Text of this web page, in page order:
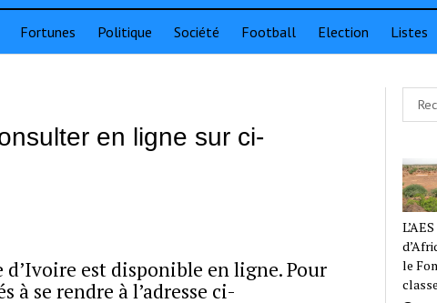
Fortunes Politique Société Football Election Listes
en ligne sur ci-
est disponible en ligne. Pour
se rendre à l’adresse ci-
le